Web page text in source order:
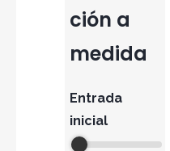
ción a
medida
Entrada
inicial